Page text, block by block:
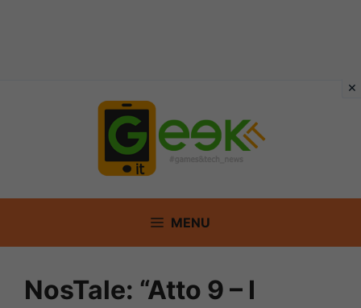
MENU
NosTale: “Atto 9 – I